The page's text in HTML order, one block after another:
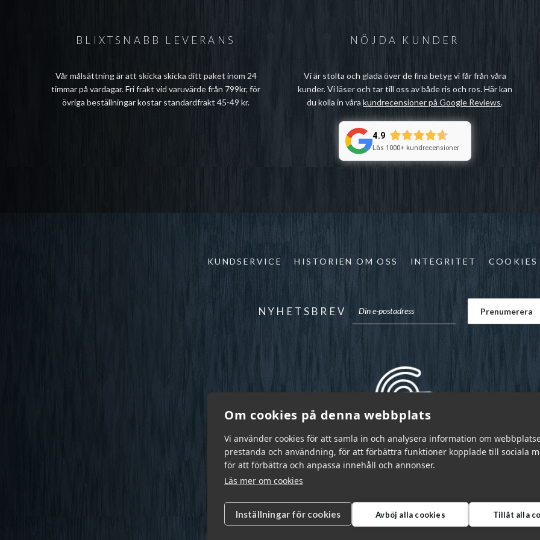
Om cookies på denna webbplats
Vi använder cookies för att samla in och analysera information om
prestanda och användning, för att förbättra funktioner kopplade till sociala
för att förbättra och anpassa innehåll och annonser.
Läs mer om cookies
Inställningar för cookies Avböj alla cookies Tillåt alla
BLIXTSNABB LEVERANS
Vår målsättning är att skicka skicka ditt paket inom 24
timmar på vardagar. Fri frakt vid varuvärde från 799kr, för
övriga beställningar kostar standardfrakt 45-49 kr.
NÖJDA KUNDER
Vi är stolta och glada över de fina betyg vi får från våra
kunder. Vi läser och tar till oss av både ris och ros. Här kan
du kolla in vårakundrecensioner på Google Reviews.
4.9
Läs 1000+ kundrecensioner
KUNDSERVICE HISTORIEN OM OSS INTEGRITET COOKIES
NYHETSBREV
Garnr Sverige AB © 2026 | info@garnr.se 031 - 92